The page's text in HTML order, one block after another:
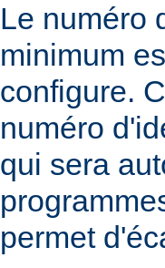
Le numéro
minimum
configure.
numéro
qui sera
permet